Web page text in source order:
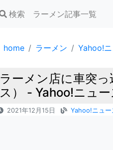
検索 ラーメン記事一覧
home ラーメン Yahoo!
ラーメン店に車突
ス） - Yahoo!ニュー
2021年12月15日 Yahoo!ニュー